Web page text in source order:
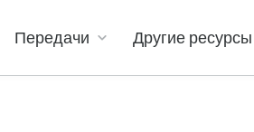
Передачи Другие ресурсы